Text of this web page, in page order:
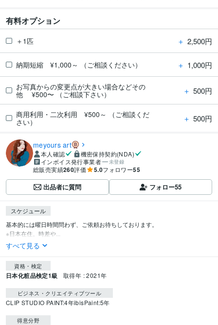
有料オプション
＋1匹 ＋ 2,500円
納期短縮 ¥1,000～ （ご相談ください） ＋ 1,000円
お写真からの変更点が大きい場合などその
他 ¥500〜 （ご相談下さい）
＋ 500円
商用利用・二次利用 ¥500～ （ご相談くだ
さい）
＋ 500円
meyours art
本人確認
機密保持契約(NDA)
インボイス発行事業者
未登録
総販売実績260評価 5.0フォロワー55
出品者に質問 フォロー55
スケジュール
基本的には曜日時間問わず、ご依頼お待ちしております。
※日本在住。時差や...
すべて見る
資格・検定
日本化粧品検定1級 取得年 : 2021年
ビジネス・クリエイティブツール
CLIP STUDIO PAINT:4年ibisPaint:5年
得意分野